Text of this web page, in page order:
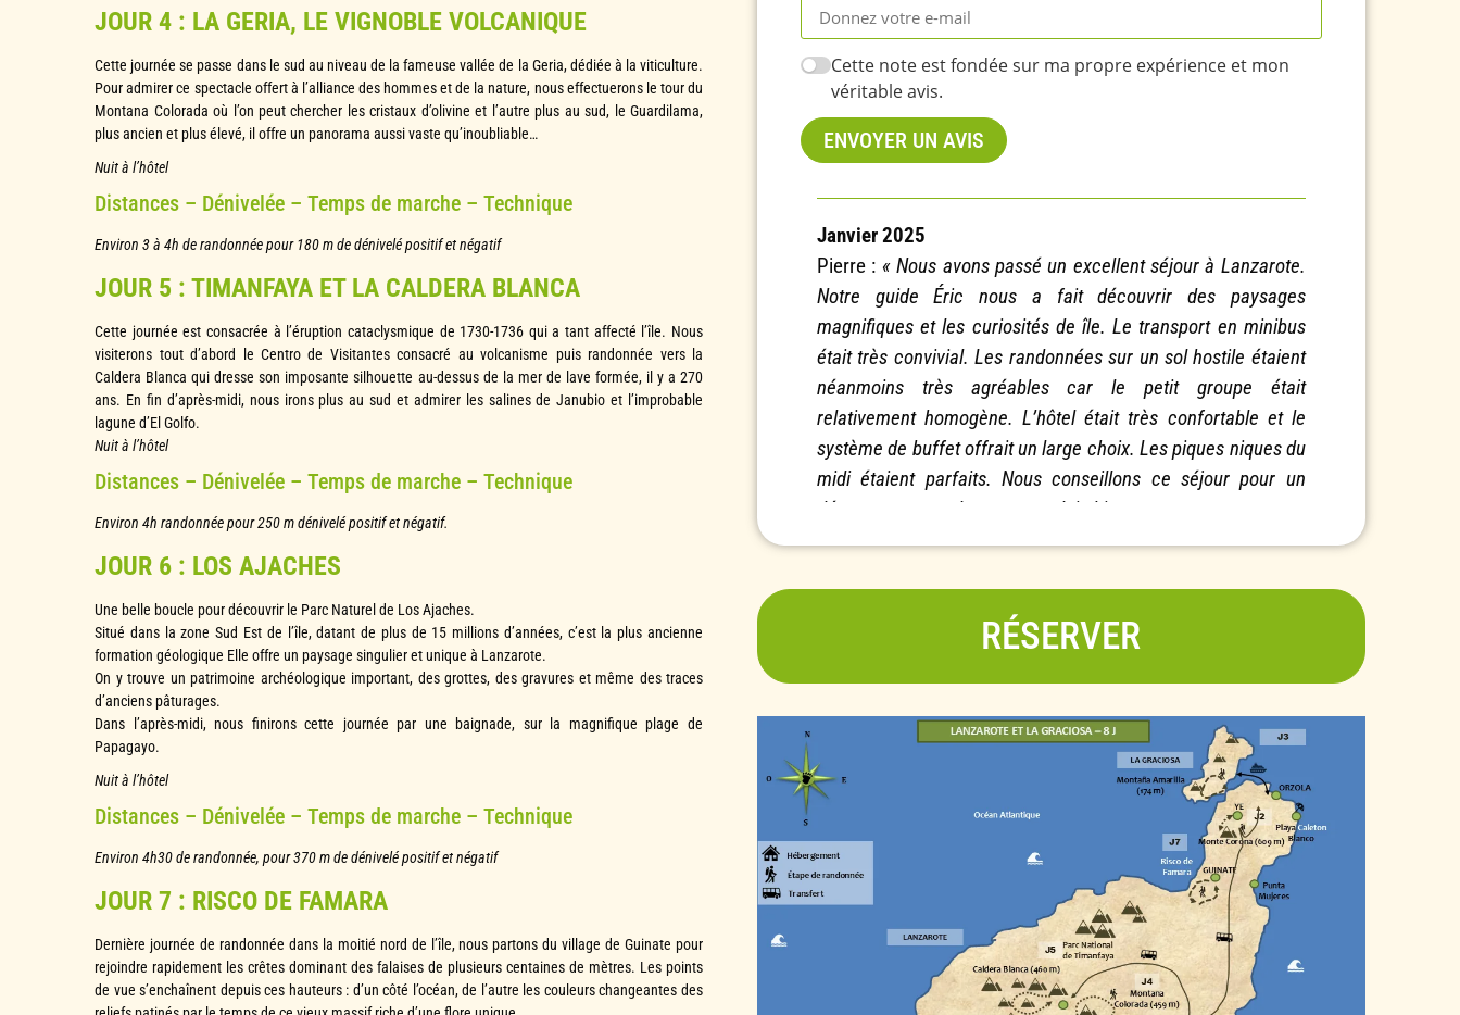
JOUR 4 : LA GERIA, LE VIGNOBLE VOLCANIQUE
Cette journée se passe dans le sud au niveau de la fameuse vallée de la Geria, dédiée à la viticulture.
Pour admirer ce spectacle offert à l’alliance des hommes et de la nature, nous effectuerons le tour du
Montana Colorada où l’on peut chercher les cristaux d’olivine et l’autre plus au sud, le Guardilama,
plus ancien et plus élevé, il offre un panorama aussi vaste qu’inoubliable…
Nuit à l’hôtel
Distances – Dénivelée – Temps de marche – Technique
Environ 3 à 4h de randonnée pour 180 m de dénivelé positif et négatif
JOUR 5 : TIMANFAYA ET LA CALDERA BLANCA
Cette journée est consacrée à l’éruption cataclysmique de 1730-1736 qui a tant affecté l’île. Nous
visiterons tout d’abord le Centro de Visitantes consacré au volcanisme puis randonnée vers la
Caldera Blanca qui dresse son imposante silhouette au-dessus de la mer de lave formée, il y a 270
ans. En fin d’après-midi, nous irons plus au sud et admirer les salines de Janubio et l’improbable
lagune d’El Golfo.
Nuit à l’hôtel
Distances – Dénivelée – Temps de marche – Technique
Environ 4h randonnée pour 250 m dénivelé positif et négatif.
JOUR 6 : LOS AJACHES
Une belle boucle pour découvrir le Parc Naturel de Los Ajaches.
Situé dans la zone Sud Est de l’île, datant de plus de 15 millions d’années, c’est la plus ancienne
formation géologique Elle offre un paysage singulier et unique à Lanzarote.
On y trouve un patrimoine archéologique important, des grottes, des gravures et même des traces
d’anciens pâturages.
Dans l’après-midi, nous finirons cette journée par une baignade, sur la magnifique plage de
Papagayo.
Nuit à l’hôtel
Distances – Dénivelée – Temps de marche – Technique
Environ 4h30 de randonnée, pour 370 m de dénivelé positif et négatif
JOUR 7 : RISCO DE FAMARA
Dernière journée de randonnée dans la moitié nord de l’île, nous partons du village de Guinate pour
rejoindre rapidement les crêtes dominant des falaises de plusieurs centaines de mètres. Les points
de vue s’enchaînent depuis ces hauteurs : d’un côté l’océan, de l’autre les couleurs changeantes des
Cette note est fondée sur ma propre expérience et mon
véritable avis.
ENVOYER UN AVIS
Janvier 2025
Pierre : « Nous avons passé un excellent séjour à Lanzarote.
Notre guide Éric nous a fait découvrir des paysages
magnifiques et les curiosités de île. Le transport en minibus
était très convivial. Les randonnées sur un sol hostile étaient
néanmoins très agréables car le petit groupe était
relativement homogène. L’hôtel était très confortable et le
système de buffet offrait un large choix. Les piques niques du
midi étaient parfaits. Nous conseillons ce séjour pour un
dépaysement total surtout en plein hiver. »
Octobre 2024
Cathie :« Les infos avant le départ étaient suffisamment
claires. De belles randos avec des paysages variés (mer et
volcans) et progressives dans la difficulté. Éric est un guide
compétent à l’écoute et convivial. Il apporte beaucoup au
humour. Les pique-niques étaient corrects et l’hôtel très bien.
Les buffets du soir et les petits déjeuners étaient excellents.
Nous sommes déjà partis avec vous au Maroc aux Açores et
le rapport qualité prix est très bon. Nous sommes très
satisfaits du séjour et repartirons certainement avec vous
pour d’autres destinations. Merci pour cette agréable
RÉSERVER